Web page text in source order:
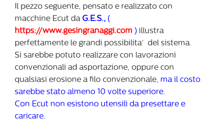
Il pezzo seguente, pensato e realizzato con
macchine Ecut da G.E.S., (
https://www.gesingranaggi.com ) illustra
perfettamente le grandi possibilita’ del sistema.
Si sarebbe potuto realizzare con lavorazioni
convenzionali ad asportazione, oppure con
qualsiasi erosione a filo convenzionale, ma il costo
sarebbe stato almeno 10 volte superiore.
Con Ecut non esistono utensili da presettare e
caricare.